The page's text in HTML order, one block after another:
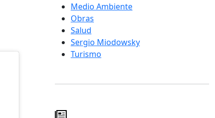
Medio Ambiente
Obras
Salud
Sergio Miodowsky
Turismo